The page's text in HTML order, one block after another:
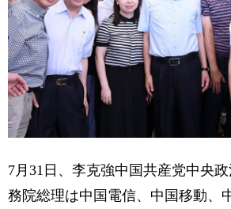
7月31日、李克強中国共産党中央
務院総理は中国電信、中国移動、